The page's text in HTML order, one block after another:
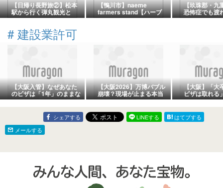
【日帰り長野旅②】松本
駅から行く弾丸観光と
「くるみ蕎麦」「信州鹿
【鴨川市】naeme
farmers stand【ハーブ
やジビエの古民家カフ
【玖珠郡・九
恐怖症でも渡
重“夢”大吊橋
# 建設業許可
【大阪入管】なぜあなた
のビザは「1年」のままな
のか？更新で「3年・5
年」を勝ち取るための絶
【大阪2026】万博バブル
崩壊？現場が止まる本当
の危機と、生き残る社長
が選ぶ「特定技能」とい
う選択
【大阪】「大
ビザは取れる
い！不許可に
原因「専攻の
は？
シェアする LINEする
はてブする
メールする